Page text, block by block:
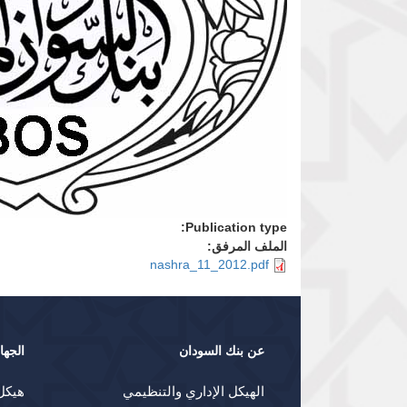
Publication type:
الملف المرفق:
nashra_11_2012.pdf
عن بنك السودان
الهيكل الإداري والتنظيمي